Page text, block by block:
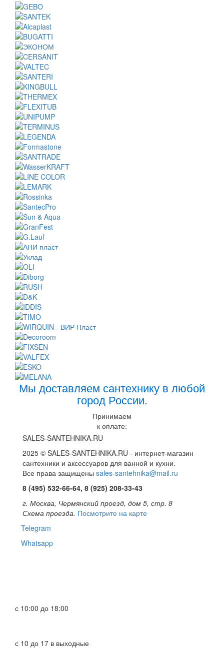
Мы доставляем сантехнику в любой
город России.
Принимаем
к оплате:
SALES-SANTEHNIKA.RU
2025 © SALES-SANTEHNIKA.RU - интернет-магазин
сантехники и аксессуаров для ванной и кухни.
Все права защищены sales-santehnika@mail.ru
8 (495) 532-66-64, 8 (925) 208-33-43
г. Москва, Чермянский проезд, дом 5, стр. 8
Схема проезда. Посмотрите на карте
Telegram
Whatsapp
с 10:00 до 18:00
с 10 до 17 в выходные